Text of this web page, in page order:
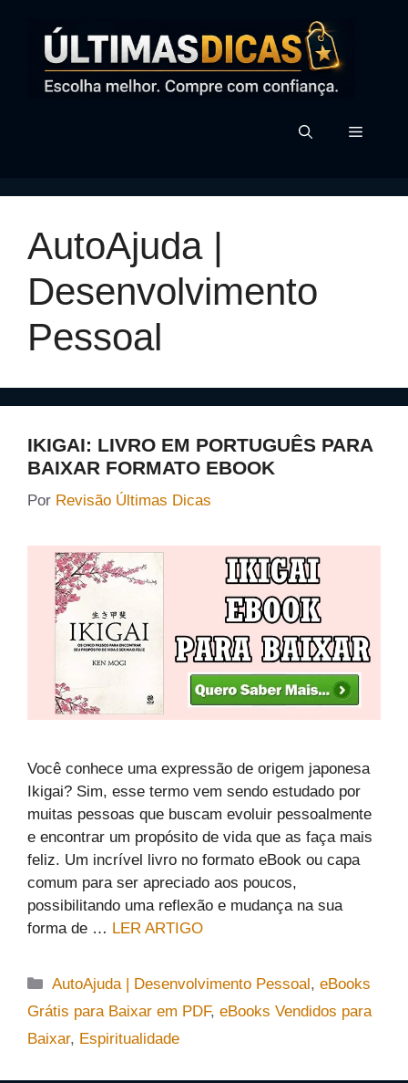
conteúdo
MENU
AutoAjuda |
Desenvolvimento
Pessoal
IKIGAI: LIVRO EM PORTUGUÊS PARA
BAIXAR FORMATO EBOOK
Por Revisão Últimas Dicas
Você conhece uma expressão de origem japonesa
Ikigai? Sim, esse termo vem sendo estudado por
muitas pessoas que buscam evoluir pessoalmente
e encontrar um propósito de vida que as faça mais
feliz. Um incrível livro no formato eBook ou capa
comum para ser apreciado aos poucos,
possibilitando uma reflexão e mudança na sua
forma de … LER ARTIGO
Categorias
AutoAjuda | Desenvolvimento Pessoal,eBooks
Grátis para Baixar em PDF, eBooks Vendidos para
Baixar, Espiritualidade